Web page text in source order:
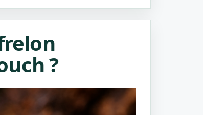
?